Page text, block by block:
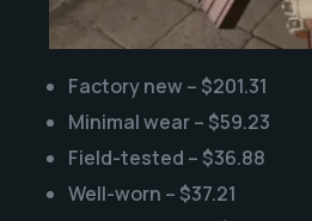
Factory new – $201.31
Minimal wear – $59.23
Field-tested – $36.88
Well-worn – $37.21